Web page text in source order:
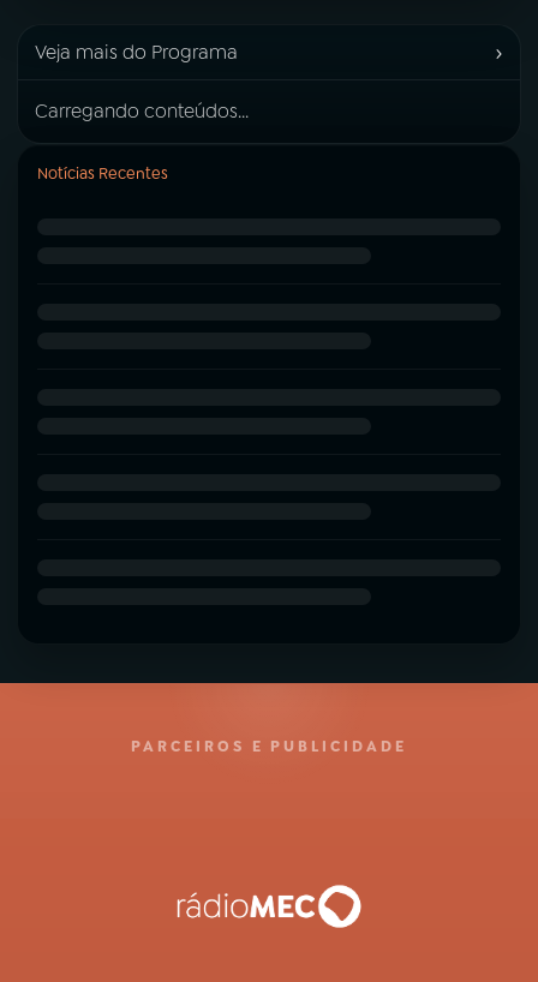
Veja mais do Programa ›
Carregando conteúdos...
Notícias Recentes
PARCEIROS E PUBLICIDADE